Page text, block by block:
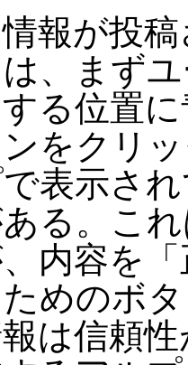
報が投稿
、まず
る位置
をクリ
表示さ
る。こ
内容を
めのボ
は信頼